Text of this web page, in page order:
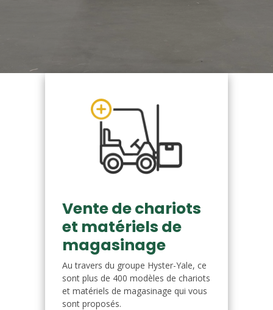
Vente de chariots
et matériels de
magasinage
Au travers du groupe Hyster-Yale, ce
sont plus de 400 modèles de chariots
et matériels de magasinage qui vous
sont proposés.